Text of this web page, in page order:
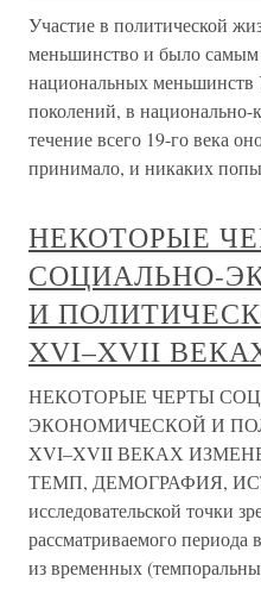
Участие в политической
меньшинство и было
национальных
поколений, в
течение всего 19-го века
принимало, и никаких
НЕКОТОРЫЕ
СОЦИАЛЬНО-
И
XVI–XVII
НЕКОТОРЫЕ ЧЕРТЫ
ЭКОНОМИЧЕСКОЙ И
XVI–XVII ВЕКАХ
ТЕМП, ДЕМОГРАФИЯ,
исследовательской точки
рассматриваемого
из временных